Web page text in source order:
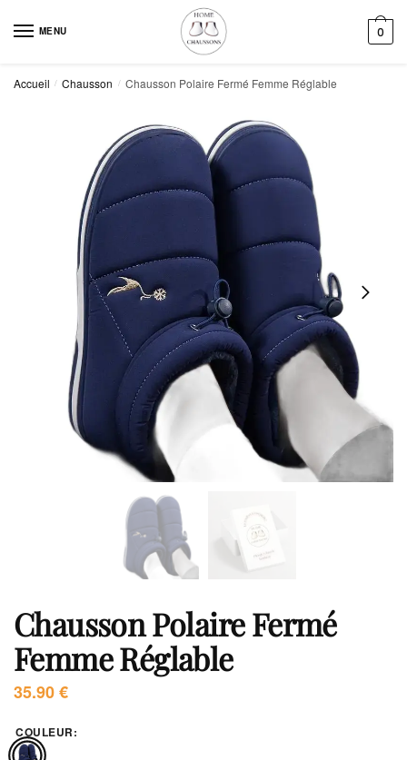
MENU 0
Accueil / Chausson / Chausson Polaire Fermé Femme Réglable
Chausson Polaire Fermé
Femme Réglable
35.90€
COULEUR: